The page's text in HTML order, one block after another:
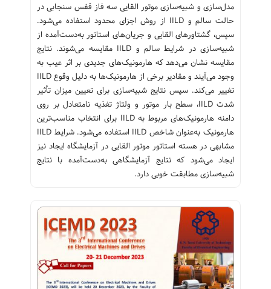
مدل‌سازی و شبیه‌سازی موتور القایی سه فاز قفس سنجابی در
حالت سالم و IILD از روش اجزای محدود استفاده می‌شود.
سپس، گشتاورهای القایی و جریان‌های استاتور به‌دست‌آمده از
شبیه‌سازی در شرایط سالم و IILD مقایسه می‌شوند. نتایج
مقایسه نشان می‌دهد که هارمونیک‌های جدیدی بر اثر عیب به
وجود می‌آیند و مقادیر برخی از هارمونیک‌ها به دلیل وقوع IILD
تغییر می‌کند. سپس نتایج شبیه‌سازی برای تعیین میزان تأثیر
شدت IILD، سطح بار موتور و ولتاژ تغذیه نامتعادل بر روی
دامنه هارمونیک‌های مربوط به IILD برای انتخاب مناسب‌ترین
هارمونیک به‌عنوان شاخص IILD استفاده می‌شود. شرایط IILD
مشابهی در هسته استاتور موتور القایی در آزمایشگاه ایجاد نیز
ایجاد می‌شود که نتایج آزمایشگاهی به‌دست‌آمده با نتایج
شبیه‌سازی مطابقت خوبی دارد.